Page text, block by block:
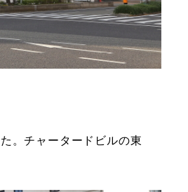
。チャータードビルの東